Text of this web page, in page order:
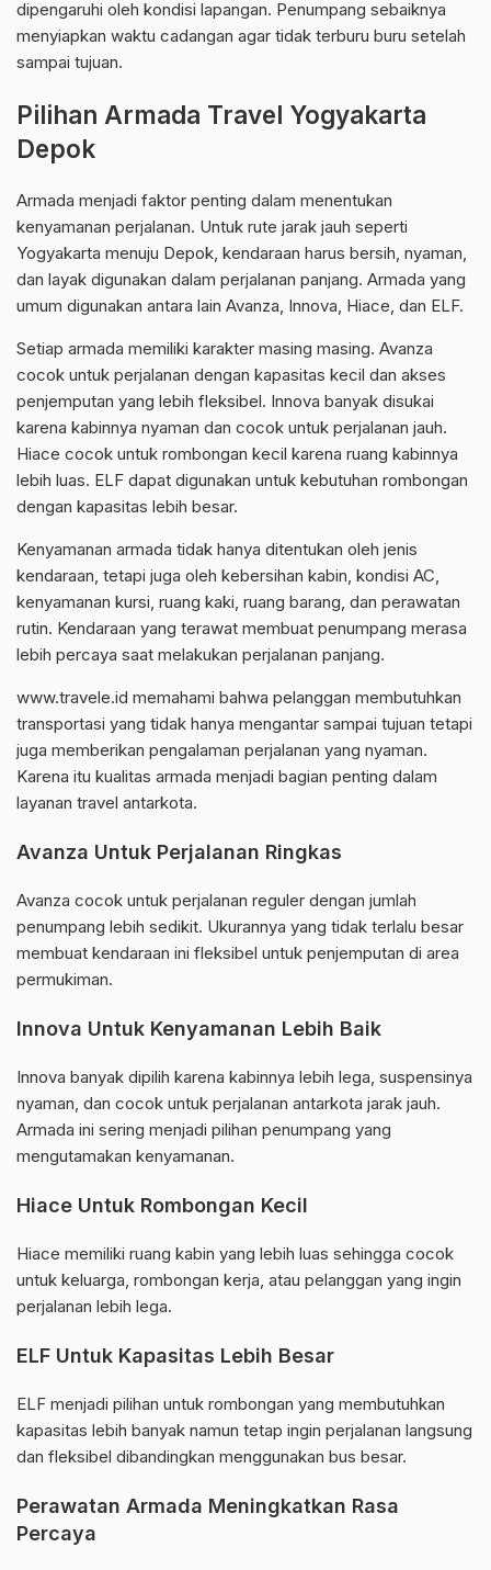
dipengaruhi oleh kondisi lapangan. Penumpang sebaiknya
menyiapkan waktu cadangan agar tidak terburu buru setelah
sampai tujuan.
Pilihan Armada Travel Yogyakarta
Depok
Armada menjadi faktor penting dalam menentukan
kenyamanan perjalanan. Untuk rute jarak jauh seperti
Yogyakarta menuju Depok, kendaraan harus bersih, nyaman,
dan layak digunakan dalam perjalanan panjang. Armada yang
umum digunakan antara lain Avanza, Innova, Hiace, dan ELF.
Setiap armada memiliki karakter masing masing. Avanza
cocok untuk perjalanan dengan kapasitas kecil dan akses
penjemputan yang lebih fleksibel. Innova banyak disukai
karena kabinnya nyaman dan cocok untuk perjalanan jauh.
Hiace cocok untuk rombongan kecil karena ruang kabinnya
lebih luas. ELF dapat digunakan untuk kebutuhan rombongan
dengan kapasitas lebih besar.
Kenyamanan armada tidak hanya ditentukan oleh jenis
kendaraan, tetapi juga oleh kebersihan kabin, kondisi AC,
kenyamanan kursi, ruang kaki, ruang barang, dan perawatan
rutin. Kendaraan yang terawat membuat penumpang merasa
lebih percaya saat melakukan perjalanan panjang.
www.travele.id memahami bahwa pelanggan membutuhkan
transportasi yang tidak hanya mengantar sampai tujuan tetapi
juga memberikan pengalaman perjalanan yang nyaman.
Karena itu kualitas armada menjadi bagian penting dalam
layanan travel antarkota.
Avanza Untuk Perjalanan Ringkas
Avanza cocok untuk perjalanan reguler dengan jumlah
penumpang lebih sedikit. Ukurannya yang tidak terlalu besar
membuat kendaraan ini fleksibel untuk penjemputan di area
permukiman.
Innova Untuk Kenyamanan Lebih Baik
Innova banyak dipilih karena kabinnya lebih lega, suspensinya
nyaman, dan cocok untuk perjalanan antarkota jarak jauh.
Armada ini sering menjadi pilihan penumpang yang
mengutamakan kenyamanan.
Hiace Untuk Rombongan Kecil
Hiace memiliki ruang kabin yang lebih luas sehingga cocok
untuk keluarga, rombongan kerja, atau pelanggan yang ingin
perjalanan lebih lega.
ELF Untuk Kapasitas Lebih Besar
ELF menjadi pilihan untuk rombongan yang membutuhkan
kapasitas lebih banyak namun tetap ingin perjalanan langsung
dan fleksibel dibandingkan menggunakan bus besar.
Perawatan Armada Meningkatkan Rasa
Percaya